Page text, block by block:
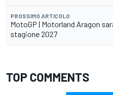
PROSSIMO ARTICOLO
MotoGP | Motorland Aragon
stagione 2027
TOP COMMENTS